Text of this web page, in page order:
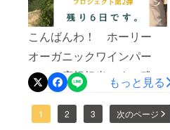
インもあります。何よりも
250年の歴史を持つワインを
日本に輸入したい！そんな
気持ちで動いていますの
で、最後までご協力のほ
ど、よろしくお願いいたし
こんばんわ！ ホーリー
オーガニックワインパー
ティの広報担当です！残り6
日となりました。多くのワ
イン好きの方にも認められ
もっと見る
1 2 3 次のページ